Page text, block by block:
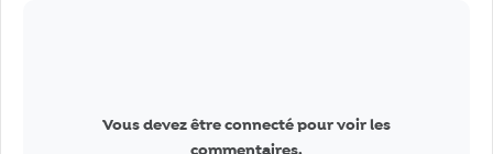
Vous devez être connecté pour voir les